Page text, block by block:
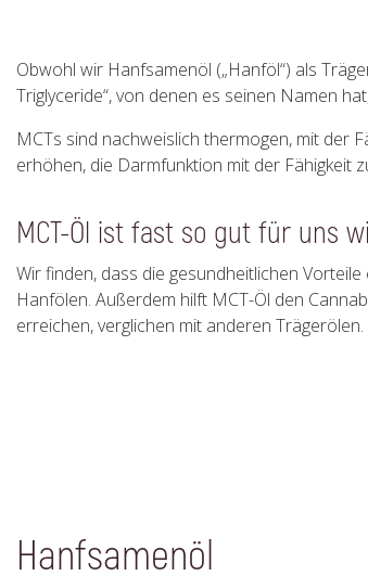
Obwohl wir Hanfsamenöl („Hanföl“) als
Triglyceride“, von denen es seinen Namen
MCTs sind nachweislich thermogen, mit der
erhöhen, die Darmfunktion mit der Fähigkeit
MCT-Öl ist fast so gut für uns
Wir finden, dass die gesundheitlichen
Hanfölen. Außerdem hilft MCT-Öl den
erreichen, verglichen mit anderen Trägerölen.
Hanfsamenöl